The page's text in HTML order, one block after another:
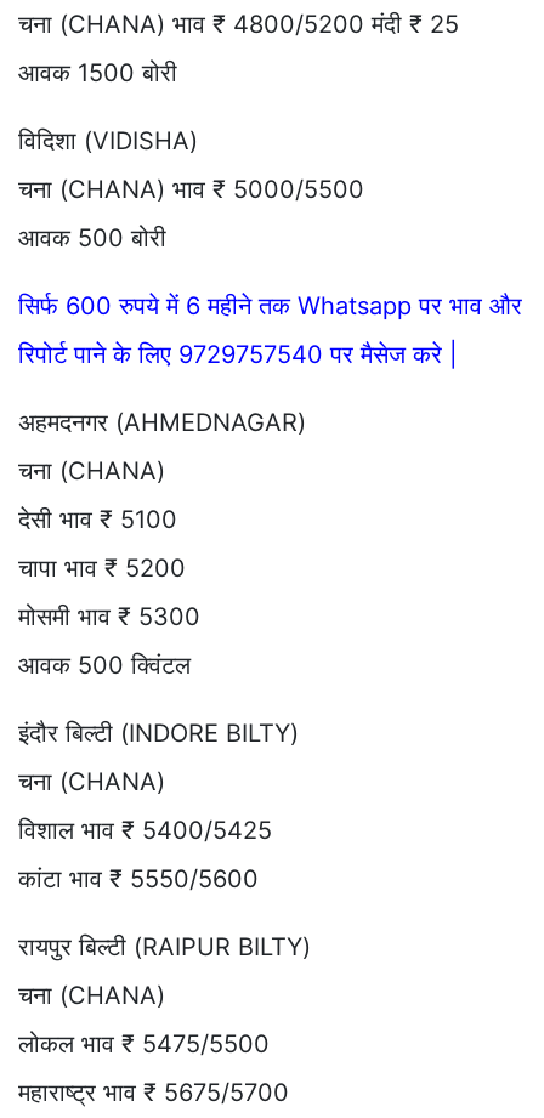
चना (CHANA) भाव ₹ 4800/5200 मंदी ₹ 25
आवक 1500 बोरी
विदिशा (VIDISHA)
चना (CHANA) भाव ₹ 5000/5500
आवक 500 बोरी
सिर्फ 600 रुपये में 6 महीने तक Whatsapp पर भाव और
रिपोर्ट पाने के लिए 9729757540 पर मैसेज करे |
अहमदनगर (AHMEDNAGAR)
चना (CHANA)
देसी भाव ₹ 5100
चापा भाव ₹ 5200
मोसमी भाव ₹ 5300
आवक 500 क्विंटल
इंदौर बिल्टी (INDORE BILTY)
चना (CHANA)
विशाल भाव ₹ 5400/5425
कांटा भाव ₹ 5550/5600
रायपुर बिल्टी (RAIPUR BILTY)
चना (CHANA)
लोकल भाव ₹ 5475/5500
महाराष्ट्र भाव ₹ 5675/5700